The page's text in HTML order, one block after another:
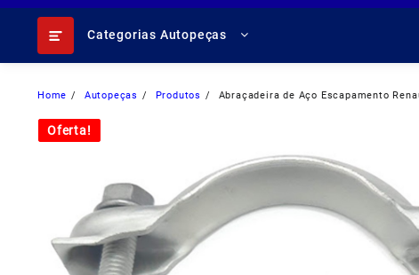
Categorias Autopeças
Home Autopeças Produtos Abraçadeira de Aço Escapamento
Oferta!
Oferta!